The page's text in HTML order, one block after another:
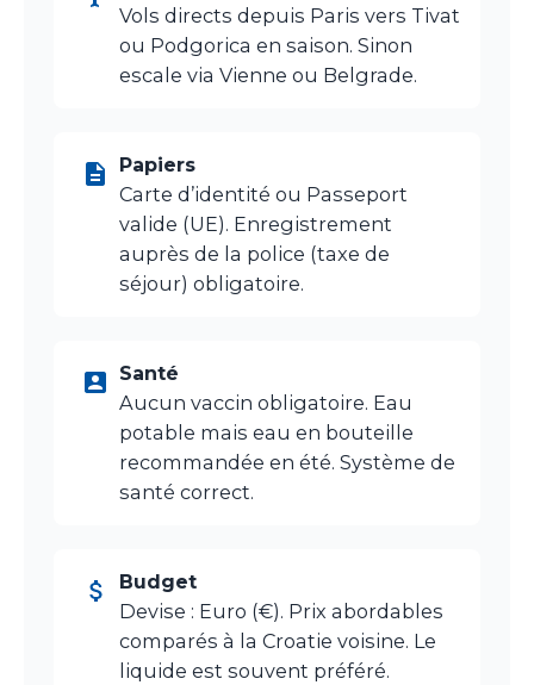
Vols directs depuis Paris vers Tivat
ou Podgorica en saison. Sinon
escale via Vienne ou Belgrade.
Papiers
Carte d’identité ou Passeport
valide (UE). Enregistrement
auprès de la police (taxe de
séjour) obligatoire.
Santé
Aucun vaccin obligatoire. Eau
potable mais eau en bouteille
recommandée en été. Système de
santé correct.
Budget
Devise : Euro (€). Prix abordables
comparés à la Croatie voisine. Le
liquide est souvent préféré.